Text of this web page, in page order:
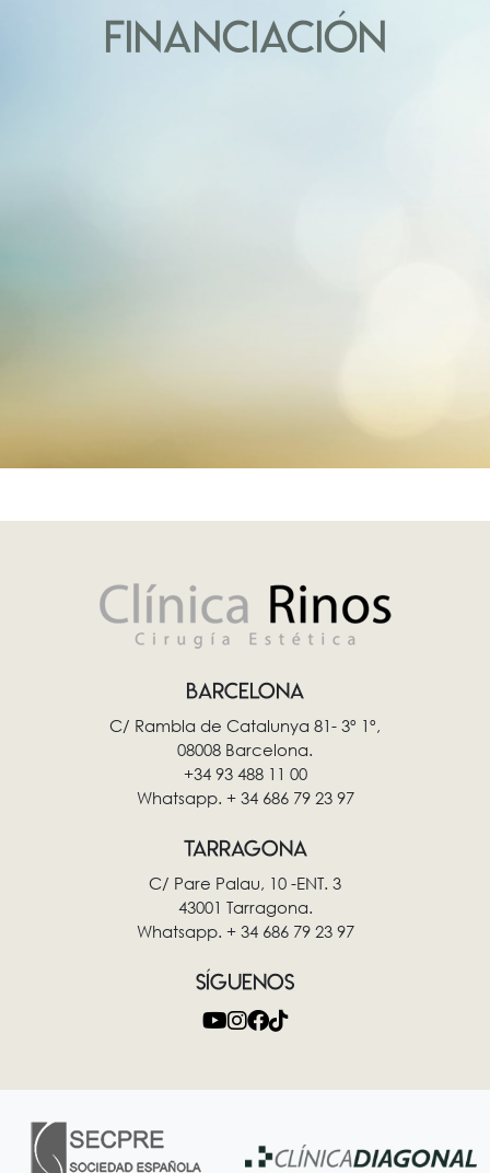
FINANCIACIÓN
BARCELONA
C/ Rambla de Catalunya 81- 3º 1º,
08008 Barcelona.
+34 93 488 11 00
Whatsapp. + 34 686 79 23 97
TARRAGONA
C/ Pare Palau, 10 -ENT. 3
43001 Tarragona.
Whatsapp. + 34 686 79 23 97
SÍGUENOS